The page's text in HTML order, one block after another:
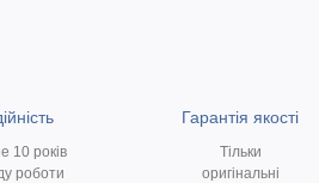
10 років
роботи
Гарантія якості
Тільки
оригінальні